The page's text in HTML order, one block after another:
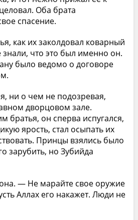
Оба брата
спасение.
как их заколдовал коварный
что это был именно он.
было ведомо о договоре
ни о чем не подозревая,
дворцовом зале.
братья, он сперва испугался,
ярость, стал осыпать их
Принцы взялись было
зарубить, но Зубийда
— Не марайте свое оружие
Аллах его накажет. Люди не